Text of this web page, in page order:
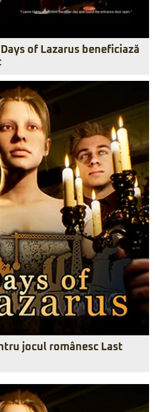
of Lazarus beneficiază
jocul românesc Last